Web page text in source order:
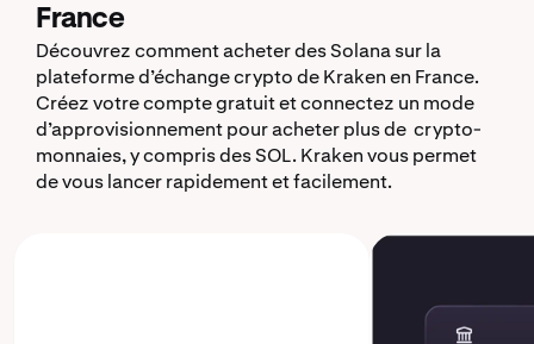
France
Découvrez comment acheter des Solana sur la
plateforme d’échange crypto de Kraken en France.
Créez votre compte gratuit et connectez un mode
d’approvisionnement pour acheter plus de crypto-
monnaies, y compris des SOL. Kraken vous permet
de vous lancer rapidement et facilement.